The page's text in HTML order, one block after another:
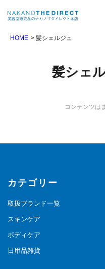
HOME 髪シェルジュ
髪シェ
コンテンツは
カテゴリー
取扱ブランド一覧
スキンケア
ボディケア
日用品雑貨